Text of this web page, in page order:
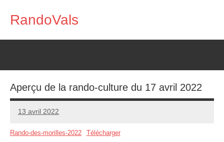
RandoVals
Marche
Aperçu de la rando-culture du 17 avril 2022
13 avril 2022
RandoVals
Rando-des-morilles-2022 Télécharger